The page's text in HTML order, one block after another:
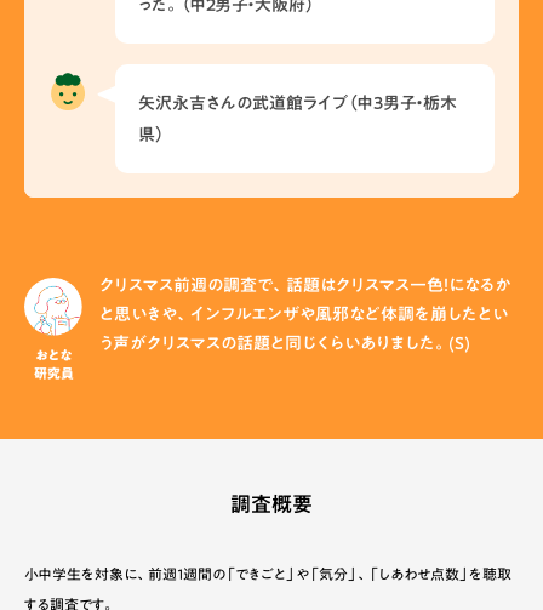
った。（中2男子・大阪府）
矢沢永吉さんの武道館ライブ（中3男子・栃木
県）
おとな
研究員
クリスマス前週の調査で、話題はクリスマス一色！になるか
と思いきや、インフルエンザや風邪など体調を崩したとい
う声がクリスマスの話題と同じくらいありました。(S)
調査概要
小中学生を対象に、前週１週間の「できごと」や「気分」、「しあわせ点数」を聴取
する調査です。